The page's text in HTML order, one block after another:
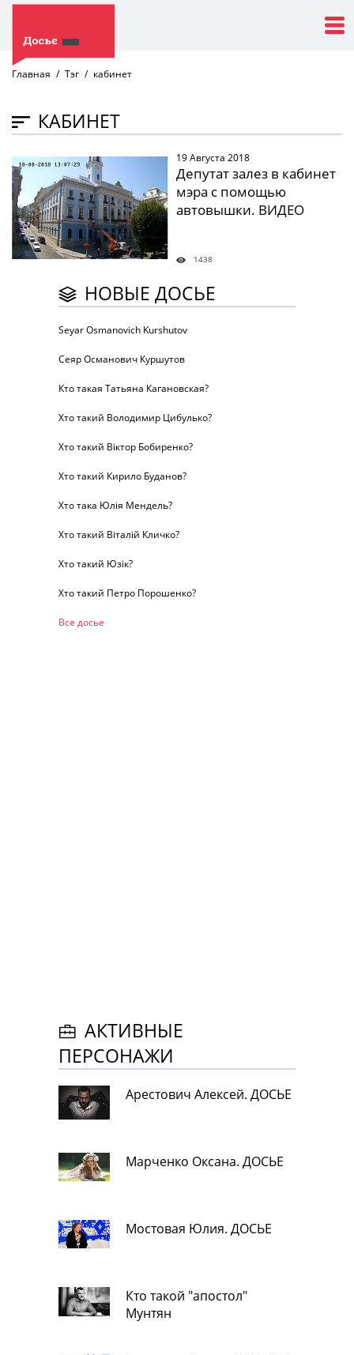
Главная Тэг кабинет
КАБИНЕТ
" /> 19 Августа 2018
Депутат залез в кабинет
мэра с помощью
автовышки. ВИДЕО
1438
НОВЫЕ ДОСЬЕ
Seyar Osmanovich Kurshutov
Сеяр Османович Куршутов
Кто такая Татьяна Кагановская?
Хто такий Володимир Цибулько?
Хто такий Віктор Бобиренко?
Хто такий Кирило Буданов?
Хто така Юлія Мендель?
Хто такий Віталій Кличко?
Хто такий Юзік?
Хто такий Петро Порошенко?
Все досье
АКТИВНЫЕ
ПЕРСОНАЖИ
Арестович Алексей. ДОСЬЕ
Марченко Оксана. ДОСЬЕ
Мостовая Юлия. ДОСЬЕ
Кто такой "апостол"
Мунтян